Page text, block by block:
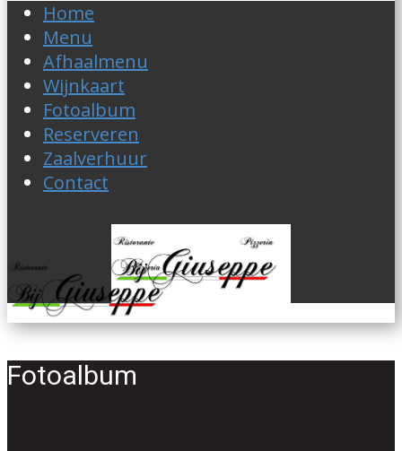
Home
Menu
Afhaalmenu
Wijnkaart
Fotoalbum
Reserveren
Zaalverhuur
Contact
Fotoalbum